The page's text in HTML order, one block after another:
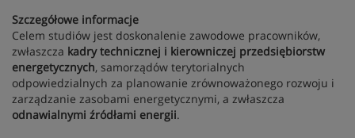
Szczegółowe informacje
Celem studiów jest doskonalenie zawodowe pracowników,
zwłaszcza kadry technicznej i kierowniczej przedsiębiorstw
energetycznych, samorządów terytorialnych
odpowiedzialnych za planowanie zrównoważonego rozwoju i
zarządzanie zasobami energetycznymi, a zwłaszcza
odnawialnymi źródłami energii.